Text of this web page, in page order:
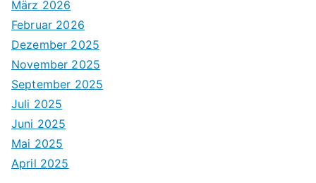
März 2026
Februar 2026
Dezember 2025
November 2025
September 2025
Juli 2025
Juni 2025
Mai 2025
April 2025